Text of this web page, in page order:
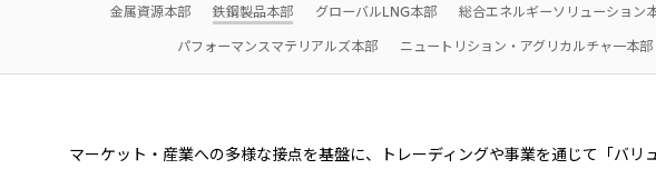
2026.8.4
CIS
金属資源本部 鉄鋼製品本部 グローバルLNG本部 総合エネルギーソリューション
パフォーマンスマテリアルズ本部
ニュートリション・アグリカルチャ一本部
マーケット・産業への多様な接点を基盤に、トレーディングや事業を通じて「バ